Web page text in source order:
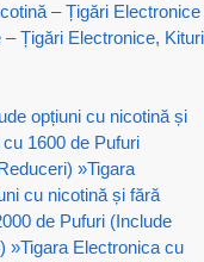
– Țigări Electronice
– Țigări Electronice, Kituri
opțiuni cu nicotină și
1600 de Pufuri
»Tigara
cu nicotină și fără
de Pufuri (Include
»Tigara Electronica cu